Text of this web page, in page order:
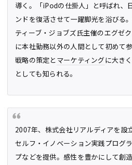
導く。「iPodの仕掛人」と呼ばれ、
ンドを復活させて一躍脚光を浴びる
ティーブ・ジョブズ氏主催のエグゼ
に本社勤務以外の人間として初めて
戦略の策定と マーケティングに大き
としても知られる。
2007年、株式会社リアルディアを設
セルフ・イノベーション実践プログ
プなどを提供。感性を豊かにして創